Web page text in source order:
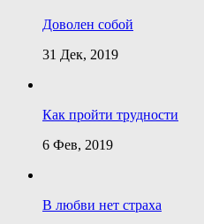
Доволен собой
31 Дек, 2019
Как пройти трудности
6 Фев, 2019
В любви нет страха